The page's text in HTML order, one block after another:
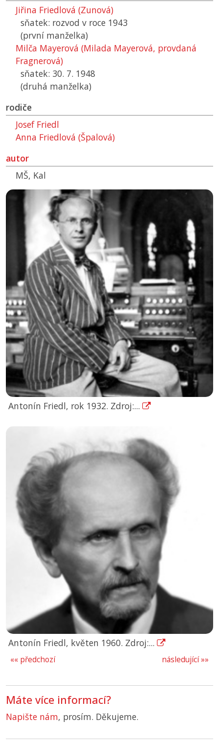
Jiřina Friedlová (Zunová)
sňatek: rozvod v roce 1943
(první manželka)
Milča Mayerová (Milada Mayerová, provdaná
Fragnerová)
sňatek: 30. 7. 1948
(druhá manželka)
rodiče
Josef Friedl
Anna Friedlová (Špalová)
autor
MŠ, Kal
Antonín Friedl, rok 1932. Zdroj:...
Antonín Friedl, květen 1960. Zdroj:...
následující »»
«« předchozí
Máte více informací?
Napište nám, prosím. Děkujeme.